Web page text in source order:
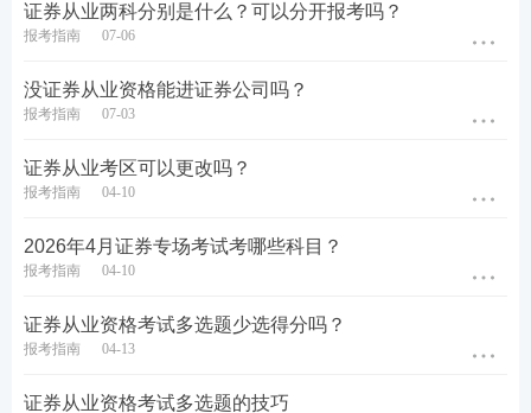
4.退考产生的手续费由考生自行承担，退费周期约为7
热点推荐>>【证券备考资料下载
考点集训>>【
疯狂刷题>>【
刷】【模拟考试系统】
3wx】加入233网校备考大家庭，我们共同学习一起进
证券从业两科分别是什么？可以分开报考吗？
报考指南 07-06
没证券从业资格能进证券公司吗？
报考指南 07-03
证券从业考区可以更改吗？
报考指南 04-10
2026年4月证券专场考试考哪些科目？
报考指南 04-10
证券从业资格考试多选题少选得分吗？
报考指南 04-13
证券从业资格考试多选题的技巧